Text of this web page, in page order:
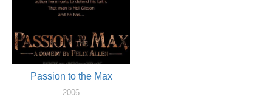
Passion to the Max
2006